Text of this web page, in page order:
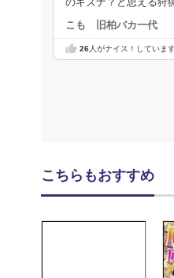
こも 旧柏バカ一代
26人がナイス！していま
こちらもおすすめ